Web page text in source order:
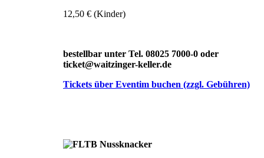
12,50 € (Kinder)
bestellbar unter Tel. 08025 7000-0 oder
ticket@waitzinger-keller.de
Tickets über Eventim buchen (zzgl. Gebühren)